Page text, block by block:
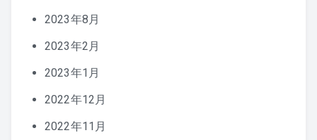
2023年8月
2023年2月
2023年1月
2022年12月
2022年11月